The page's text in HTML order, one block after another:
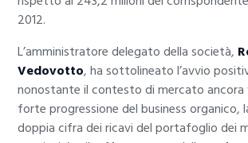
2012.
L’amministratore delegato della società,
Vedovotto, ha sottolineato l’avvio
nonostante il contesto di mercato ancora
forte progressione del business organico,
doppia cifra dei ricavi del portafoglio dei